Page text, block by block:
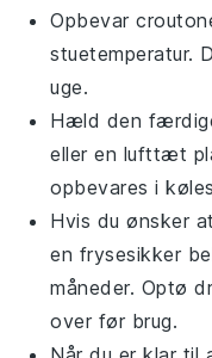
Opbevar
stuetemperatur.
uge.
Hæld den
eller en lufttæt
opbevares i
Hvis du ønsker
en frysesikker
måneder. Optø
over før brug.